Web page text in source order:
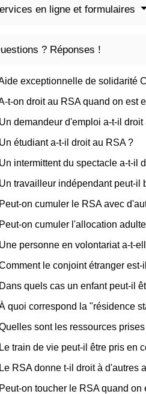
en ligne et formulaires
? Réponses !
exceptionnelle de solidarité
t-on droit au RSA quand on est
Un demandeur d'emploi a-t-il droit
Un étudiant a-t-il droit au RSA ?
Un intermittent du spectacle a-t-il
Un travailleur indépendant peut-il
Peut-on cumuler le RSA avec
Peut-on cumuler l'allocation
Une personne en volontariat a-t-
le conjoint étranger
Dans quels cas un enfant peut-il
quoi correspond la "résidence
sont les ressources
Le train de vie peut-il être pris en
Le RSA donne t-il droit à d'autres
Peut-on toucher le RSA quand on